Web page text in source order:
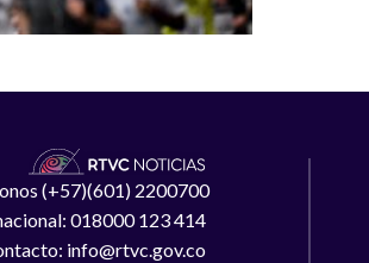
(+57)(601) 2200700
018000 123 414
info@rtvc.gov.co